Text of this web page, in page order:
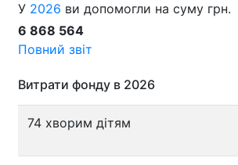
У 2026 ви допомогли на суму грн.
6 868 564
Повний звіт
Витрати фонду в 2026
74 хворим дітям